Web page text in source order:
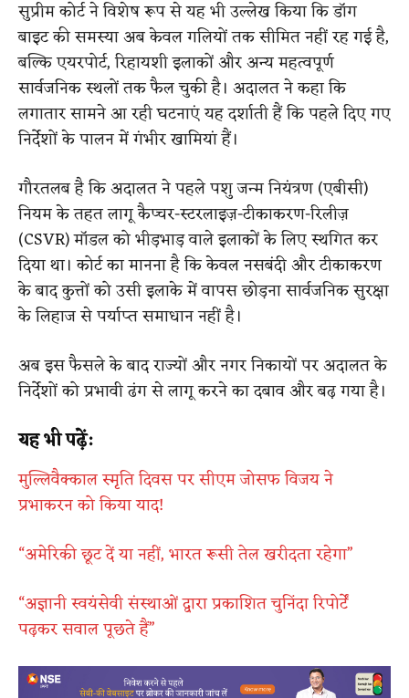
सुप्रीम कोर्ट ने विशेष रूप से यह भी उल्लेख किया कि डॉग
बाइट की समस्या अब केवल गलियों तक सीमित नहीं रह गई है,
बल्कि एयरपोर्ट, रिहायशी इलाकों और अन्य महत्वपूर्ण
सार्वजनिक स्थलों तक फैल चुकी है। अदालत ने कहा कि
लगातार सामने आ रही घटनाएं यह दर्शाती हैं कि पहले दिए गए
निर्देशों के पालन में गंभीर खामियां हैं।
गौरतलब है कि अदालत ने पहले पशु जन्म नियंत्रण (एबीसी)
नियम के तहत लागू कैप्चर-स्टरलाइज़-टीकाकरण-रिलीज़
(CSVR) मॉडल को भीड़भाड़ वाले इलाकों के लिए स्थगित कर
दिया था। कोर्ट का मानना है कि केवल नसबंदी और टीकाकरण
के बाद कुत्तों को उसी इलाके में वापस छोड़ना सार्वजनिक सुरक्षा
के लिहाज से पर्याप्त समाधान नहीं है।
अब इस फैसले के बाद राज्यों और नगर निकायों पर अदालत के
निर्देशों को प्रभावी ढंग से लागू करने का दबाव और बढ़ गया है।
यह भी पढ़ें:
मुल्लिवैक्काल स्मृति दिवस पर सीएम जोसफ विजय ने
प्रभाकरन को किया याद!
“अमेरिकी छूट दें या नहीं, भारत रूसी तेल खरीदता रहेगा”
“अज्ञानी स्वयंसेवी संस्थाओं द्वारा प्रकाशित चुनिंदा रिपोर्टें
पढ़कर सवाल पूछते हैं”